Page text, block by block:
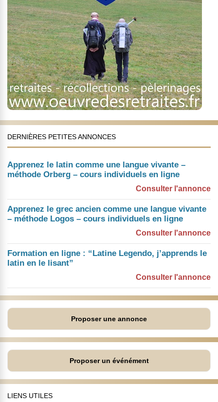
DERNIÈRES PETITES ANNONCES
Apprenez le latin comme une langue vivante –
méthode Orberg – cours individuels en ligne
Consulter l'annonce
Apprenez le grec ancien comme une langue vivante
– méthode Logos – cours individuels en ligne
Consulter l'annonce
Formation en ligne : “Latine Legendo, j’apprends le
latin en le lisant”
Consulter l'annonce
Proposer une annonce
Proposer un événément
LIENS UTILES